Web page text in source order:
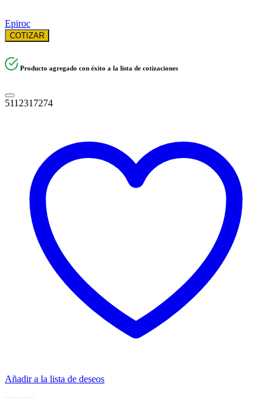
Epiroc
COTIZAR
Producto agregado con éxito a la lista de cotizaciones
5112317274
Añadir a la lista de deseos